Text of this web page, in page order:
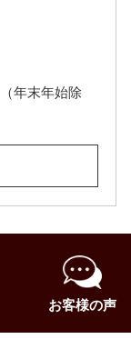
年末年始除
お客様の声